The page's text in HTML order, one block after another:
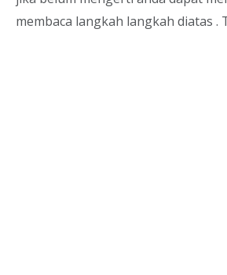
membaca langkah langkah diatas .